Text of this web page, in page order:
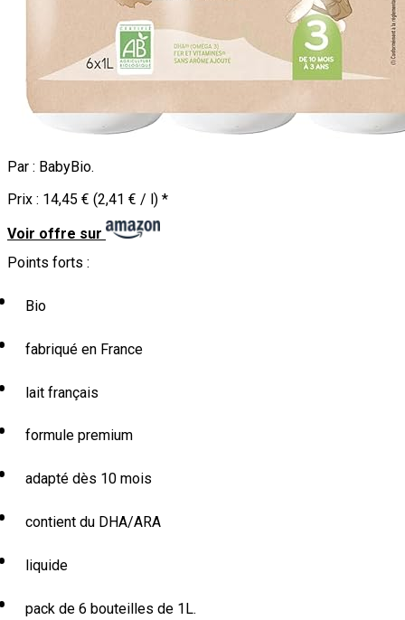
Par : BabyBio.
Prix : 14,45 € (2,41 € / l) *
Voir offre sur
Points forts :
Bio
fabriqué en France
lait français
formule premium
adapté dès 10 mois
contient du DHA/ARA
liquide
pack de 6 bouteilles de 1L.